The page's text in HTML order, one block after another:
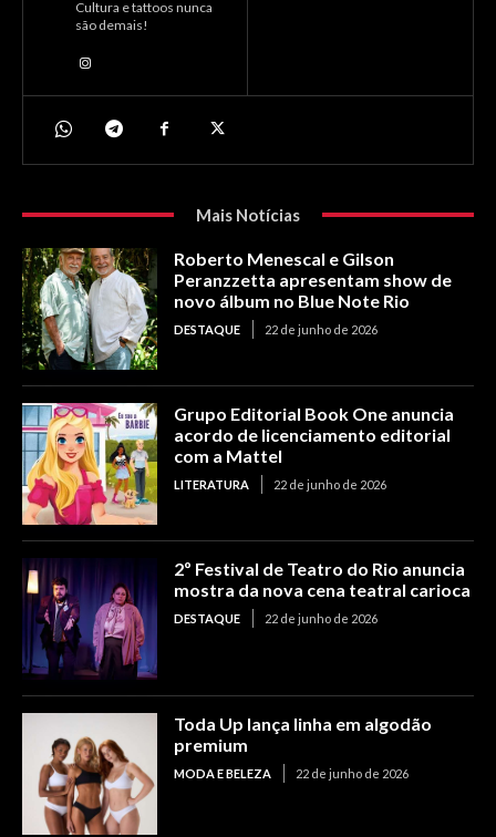
Cultura e tattoos nunca
são demais!
Mais Notícias
Roberto Menescal e Gilson
Peranzzetta apresentam show de
novo álbum no Blue Note Rio
DESTAQUE 22 de junho de 2026
Grupo Editorial Book One anuncia
acordo de licenciamento editorial
com a Mattel
LITERATURA 22 de junho de 2026
2º Festival de Teatro do Rio anuncia
mostra da nova cena teatral carioca
DESTAQUE 22 de junho de 2026
Toda Up lança linha em algodão
premium
MODA E BELEZA 22 de junho de 2026